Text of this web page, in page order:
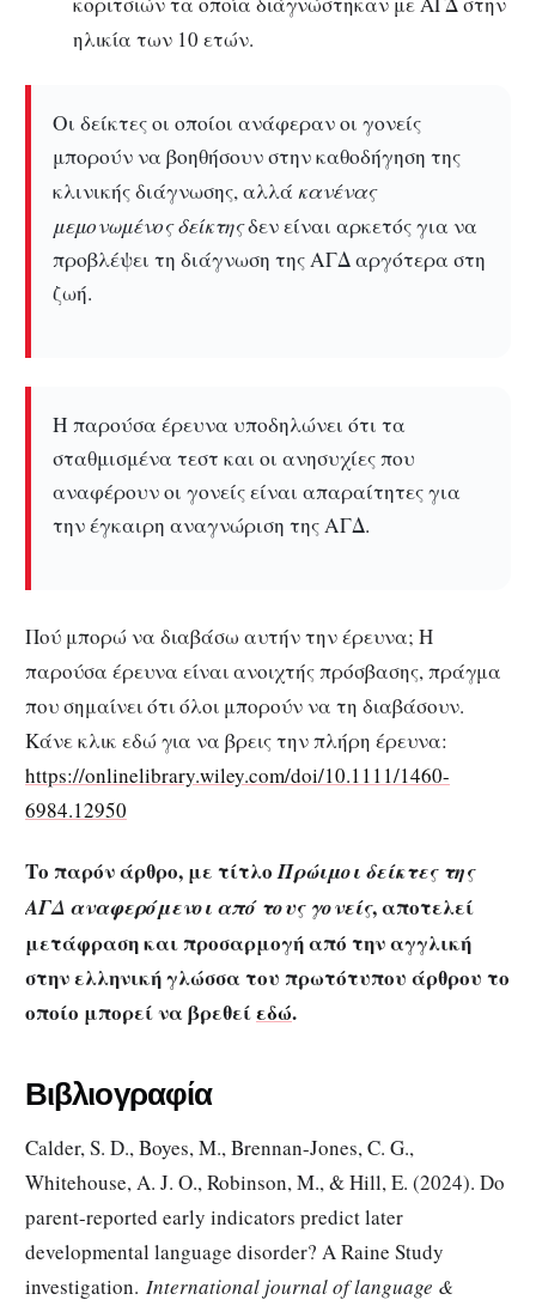
ηλικία των 10 ετών.
Οι δείκτες οι οποίοι ανάφεραν οι γονείς
μπορούν να βοηθήσουν στην καθοδήγηση της
κλινικής διάγνωσης, αλλά κανένας
μεμονωμένος δείκτηςδεν είναι αρκετός για να
προβλέψει τη διάγνωση της ΑΓΔ αργότερα στη
ζωή.
Η παρούσα έρευνα υποδηλώνει ότι τα
σταθμισμένα τεστ και οι ανησυχίες που
αναφέρουν οι γονείς είναι απαραίτητες για
την έγκαιρη αναγνώριση της ΑΓΔ.
Πού μπορώ να διαβάσω αυτήν την έρευνα; Η
παρούσα έρευνα είναι ανοιχτής πρόσβασης, πράγμα
που σημαίνει ότι όλοι μπορούν να τη διαβάσουν.
Κάνε κλικ εδώ για να βρεις την πλήρη έρευνα:
https://onlinelibrary.wiley.com/doi/10.1111/1460-
6984.12950
Το παρόν άρθρο, με τίτλοΠρώιμοι δείκτες της
ΑΓΔ αναφερόμενοι από τους γονείς, αποτελεί
μετάφραση και προσαρμογή από την αγγλική
στην ελληνική γλώσσα του πρωτότυπου άρθρου το
οποίο μπορεί να βρεθείεδώ.
Βιβλιογραφία
Calder, S. D., Boyes, M., Brennan-Jones, C. G.,
Whitehouse, A. J. O., Robinson, M., & Hill, E. (2024). Do
parent-reported early indicators predict later
developmental language disorder? A Raine Study
investigation. International journal of language &